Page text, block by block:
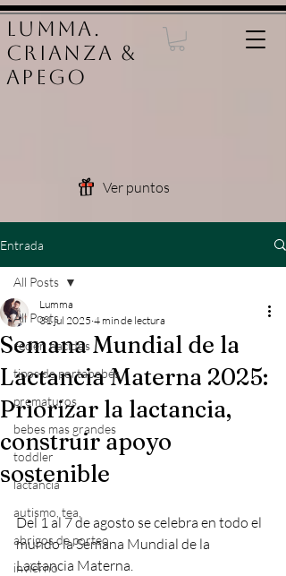
LUMMA.
Crianza &
Apego
Ver puntos
Entrada
All Posts
recién nacidos
tipos de portabebés
prematuros
bebes mas grandes
toddler
lactancia
autismo, tea,
abrigos de porteo
invierno
All Posts
Semana Mundial de la
Lactancia Materna 2025:
Priorizar la lactancia,
construir apoyo
sostenible
Lumma
31 jul 2025 4 min de lectura
Del 1 al 7 de agosto se celebra en todo el
mundo la Semana Mundial de la
Lactancia Materna.